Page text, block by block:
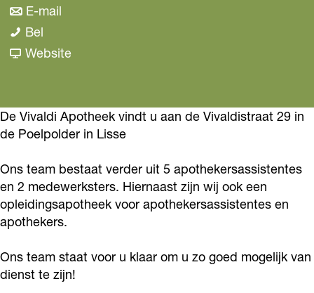
l
d
i
A
p
h
a
r
v
a
d
i
A
o
t
E-mail
a
i
v
l
d
i
p
o
Bel
i
l
d
A
p
o
h
e
Websitev
V
i
a
l
A
p
De Vivaldi Apotheek vindt u aan de Vivaldistraat 29 in
de Poelpolder in Lisse
Ons team bestaat verder uit 5 apothekersassistentes
en 2 medewerksters. Hiernaast zijn wij ook een
opleidingsapotheek voor apothekersassistentes en
apothekers.
Ons team staat voor u klaar om u zo goed mogelijk van
dienst te zijn!